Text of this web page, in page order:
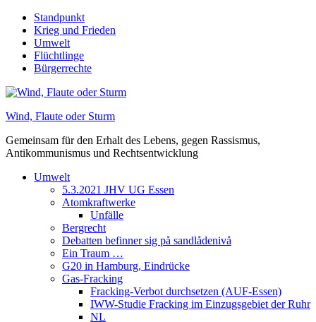
Skip
content
Standpunkt
Krieg und Frieden
Umwelt
Flüchtlinge
Bürgerrechte
Wind, Flaute oder Sturm
Gemeinsam für den Erhalt des Lebens, gegen Rassismus,
Antikommunismus und Rechtsentwicklung
Umwelt
5.3.2021 JHV UG Essen
Atomkraftwerke
Unfälle
Bergrecht
Debatten befinner sig på sandlådenivå
Ein Traum …
G20 in Hamburg, Eindrücke
Gas-Fracking
Fracking-Verbot durchsetzen (AUF-Essen)
IWW-Studie Fracking im Einzugsgebiet der Ruhr
NL